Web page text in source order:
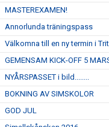
MASTEREXAMEN!
Annorlunda träningspass
Välkomna till en ny termin i
GEMENSAM KICK-OFF 5
NYÅRSPASSET i bild........
BOKNING AV SIMSKOLOR
GOD JUL